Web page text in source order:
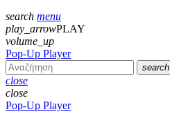
search menu
play_arrowPLAY
volume_up
Pop-Up Player
search
close
close
Pop-Up Player